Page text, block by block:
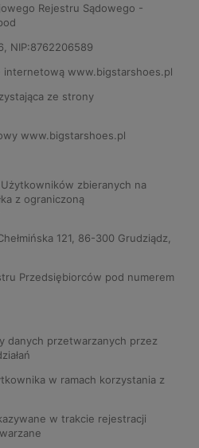
Rejestru Sądowego -
NIP:8762206589
internetową www.bigstarshoes.pl
ze strony
www.bigstarshoes.pl
zbieranych na
z ograniczoną
121, 86-300 Grudziądz,
Przedsiębiorców pod numerem
danych przetwarzanych przez
w ramach korzystania z
w trakcie rejestracji